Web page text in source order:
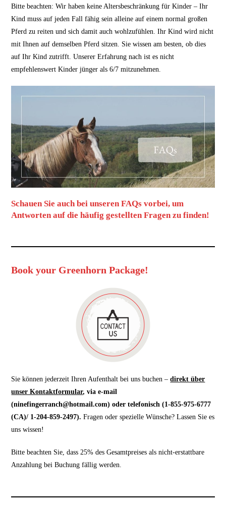
Bitte beachten: Wir haben keine Altersbeschränkung für Kinder – Ihr
Kind muss auf jeden Fall fähig sein alleine auf einem normal großen
Pferd zu reiten und sich damit auch wohlzufühlen. Ihr Kind wird nicht
mit Ihnen auf demselben Pferd sitzen. Sie wissen am besten, ob dies
auf Ihr Kind zutrifft. Unserer Erfahrung nach ist es nicht
empfehlenswert Kinder jünger als 6/7 mitzunehmen.
Schauen Sie auch bei unseren FAQs vorbei, um
Antworten auf die häufig gestellten Fragen zu finden!
Book your Greenhorn Package!
Sie können jederzeit Ihren Aufenthalt bei uns buchen – direkt über
unser Kontaktformular, via e-mail
(ninefingerranch@hotmail.com) oder telefonisch (1-855-975-6777
(CA)/ 1-204-859-2497). Fragen oder spezielle Wünsche? Lassen Sie es
uns wissen!
Bitte beachten Sie, dass 25% des Gesamtpreises als nicht-erstattbare
Anzahlung bei Buchung fällig werden.